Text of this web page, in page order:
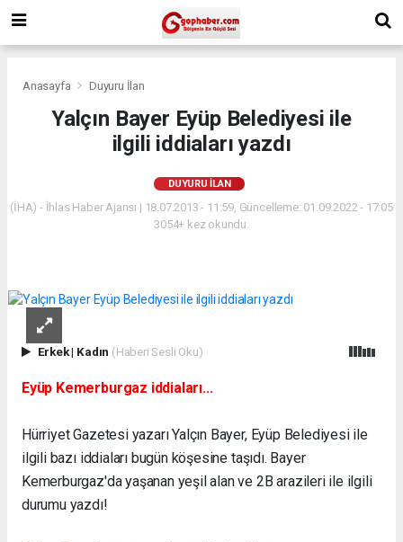
Anasayfa Duyuru İlan
Yalçın Bayer Eyüp Belediyesi ile
ilgili iddiaları yazdı
DUYURU İLAN
(İHA) - İhlas Haber Ajansı | 18.07.2013 - 11:59, Güncelleme: 01.09.2022 - 17:05
3054+ kez okundu.
Erkek| Kadın (Haberi Sesli Oku)
Eyüp Kemerburgaz iddiaları...
Hürriyet Gazetesi yazarı Yalçın Bayer, Eyüp Belediyesi ile
ilgili bazı iddiaları bugün köşesine taşıdı. Bayer
Kemerburgaz'da yaşanan yeşil alan ve 2B arazileri ile ilgili
durumu yazdı!